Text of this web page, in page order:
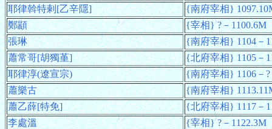
耶律斡特剌[乙辛隱]
{南府宰相}
鄭顓
{宰相} ?－1100.6M
張琳
{南府宰相} 1104－
蕭常哥[胡獨堇]
{北府宰相} 1105－
耶律淳(遼宣宗)
{南府宰相} 1106－?
蕭樂古
{南府宰相}
蕭乙薛[特免]
{北府宰相} 1117－
李處溫
{宰相} ?－1122.3M